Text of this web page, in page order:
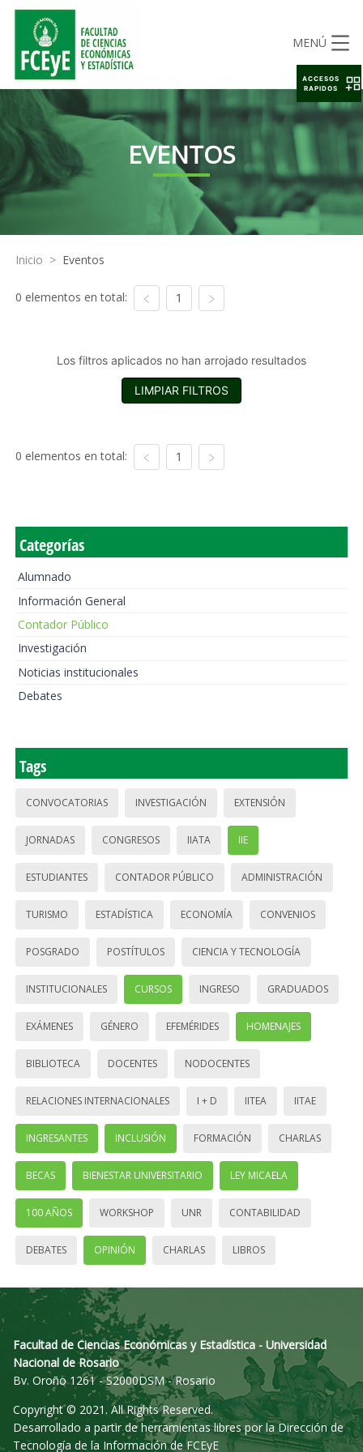
MENÚ
EVENTOS
Inicio > Eventos
0 elementos en total: 1
Los filtros aplicados no han arrojado resultados
LIMPIAR FILTROS
0 elementos en total: 1
Categorías
Alumnado
Información General
Contador Público
Investigación
Noticias institucionales
Debates
Tags
CONVOCATORIAS INVESTIGACIÓN EXTENSIÓN
JORNADAS CONGRESOS IIATA IIE
ESTUDIANTES CONTADOR PÚBLICO ADMINISTRACIÓN
TURISMO ESTADÍSTICA ECONOMÍA CONVENIOS
POSGRADO POSTÍTULOS CIENCIA Y TECNOLOGÍA
INSTITUCIONALES CURSOS INGRESO GRADUADOS
EXÁMENES GÉNERO EFEMÉRIDES HOMENAJES
BIBLIOTECA DOCENTES NODOCENTES
RELACIONES INTERNACIONALES I + D IITEA IITAE
INGRESANTES INCLUSIÓN FORMACIÓN CHARLAS
BECAS BIENESTAR UNIVERSITARIO LEY MICAELA
100 AÑOS WORKSHOP UNR CONTABILIDAD
DEBATES OPINIÓN CHARLAS LIBROS
Facultad de Ciencias Económicas y Estadística - Universidad
Nacional de Rosario
Bv. Oroño 1261 - S2000DSM - Rosario
Copyright © 2021. All Rights Reserved.
Desarrollado a partir de herramientas libres por la Dirección de
Tecnología de la Información de FCEyE
ACCESOS
RAPIDOS